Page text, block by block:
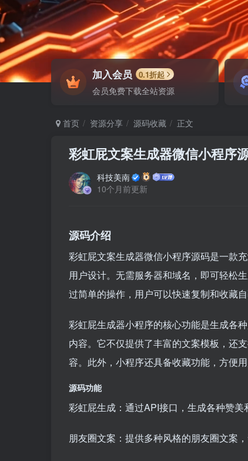
加入会员 0.1折起
会员免费下载全站资源
首页 资源分享 源码收藏 正文
彩虹屁文案生成器微信小程序
科技美南
10个月前更新
源码介绍
彩虹屁文案生成器微信小程序源码是一款
用户设计。无需服务器和域名，即可轻松
过简单的操作，用户可以快速复制和收藏
彩虹屁生成器小程序的核心功能是生成各
内容。它不仅提供了丰富的文案模板，还
容。此外，小程序还具备收藏功能，方便
源码功能
彩虹屁生成：通过API接口，生成各种赞美
朋友圈文案：提供多种风格的朋友圈文案